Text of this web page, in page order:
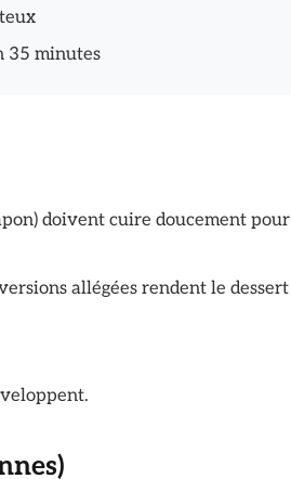
35 minutes
doivent cuire doucement pour
allégées rendent le dessert